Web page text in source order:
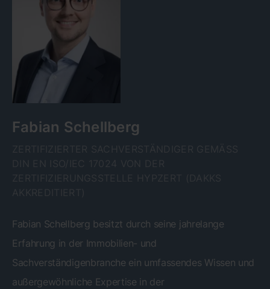
Fabian Schellberg
Fabian Schellberg besitzt durch seine jahrelange
Erfahrung in der Immobilien- und
Sachverständigenbranche ein umfassendes Wissen und
außergewöhnliche Expertise in der